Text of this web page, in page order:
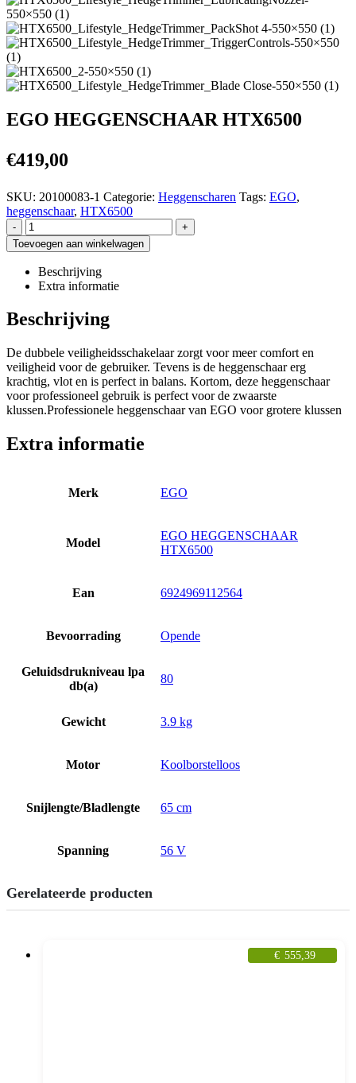
EGO HEGGENSCHAAR HTX6500
€419,00
SKU: 20100083-1 Categorie: Heggenscharen Tags: EGO,
heggenschaar, HTX6500
-
+
Toevoegen aan winkelwagen
Beschrijving
Extra informatie
Beschrijving
De dubbele veiligheidsschakelaar zorgt voor meer comfort en
veiligheid voor de gebruiker. Tevens is de heggenschaar erg
krachtig, vlot en is perfect in balans. Kortom, deze heggenschaar
voor professioneel gebruik is perfect voor de zwaarste
klussen.Professionele heggenschaar van EGO voor grotere klussen
Extra informatie
Merk EGO
Model
EGO HEGGENSCHAAR
HTX6500
Ean 6924969112564
Bevoorrading Opende
Geluidsdrukniveau lpa
db(a)
80
Gewicht 3.9 kg
Motor Koolborstelloos
Snijlengte/Bladlengte 65 cm
Spanning 56 V
Gerelateerde producten
€ 555,39